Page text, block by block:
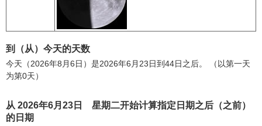
到（从）今天的天数
今天（2026年8月6日）是2026年6月23日到44日之后。 （以第一天
为第0天）
从 2026年6月23日 星期二开始计算指定日期之后（之前）
的日期